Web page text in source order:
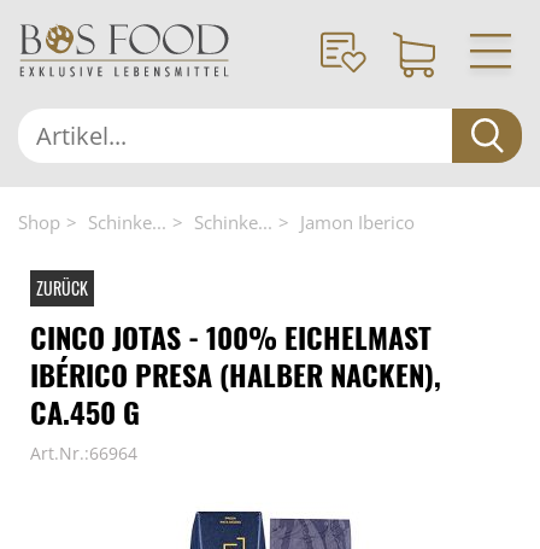
Shop Schinke... Schinke... Jamon Iberico
ZURÜCK
CINCO JOTAS - 100% EICHELMAST
IBÉRICO PRESA (HALBER NACKEN),
CA.450 G
Art.Nr.:66964